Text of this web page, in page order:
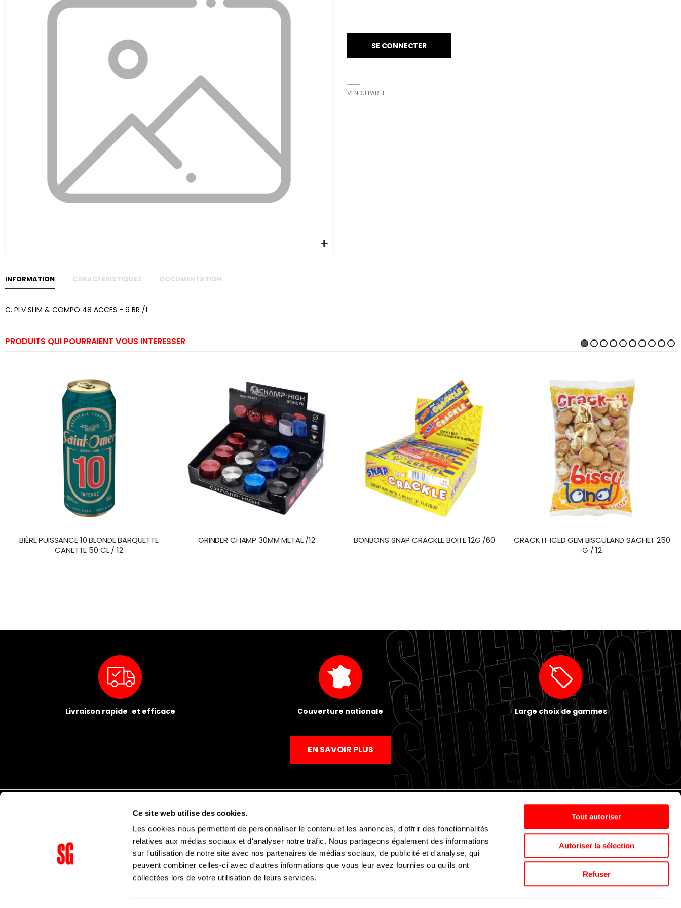
Ce site web utilise des cookies.
Les cookies nous permettent de personnaliser le contenu et les annonces, d'offrir des fonctionnalités
relatives aux médias sociaux et d'analyser notre trafic. Nous partageons également des informations
sur l'utilisation de notre site avec nos partenaires de médias sociaux, de publicité et d'analyse, qui
peuvent combiner celles-ci avec d'autres informations que vous leur avez fournies ou qu'ils ont
collectées lors de votre utilisation de leurs services.
Tout autoriser
Autoriser la sélection
Refuser
SE CONNECTER
VENDU PAR: 1
INFORMATION
C. PLV SLIM & COMPO 48 ACCES - 9 BR /1
CARACTÉRISTIQUES DOCUMENTATION
PRODUITS QUI POURRAIENT VOUS INTERESSER
BIÈRE PUISSANCE 10 BLONDE BARQUETTE
CANETTE 50 CL / 12
GRINDER CHAMP 30MM METAL /12 BONBONS SNAP CRACKLE BOITE 12G /60
CRACK IT ICED GEM BISCULAND SACHET 250
G / 12
Livraison rapide et efficace Couverture nationale Large choix de gammes
EN SAVOIR PLUS
Mentions légales Politique de confidentialité CGV Politique de cookies Nos agences Espace presse